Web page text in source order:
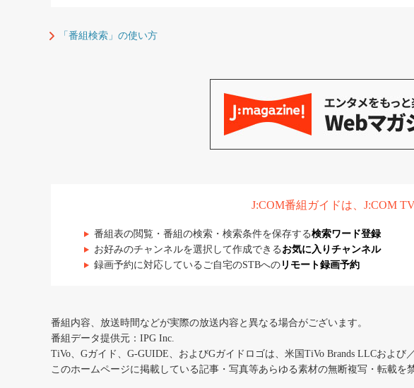
「番組検索」の使い方
J:COM番組ガイドは、J:COM
番組表の閲覧・番組の検索・検索条件を保存する検索ワード登録
お好みのチャンネルを選択して作成できる お気に入りチャンネル
録画予約に対応しているご自宅のSTBへの リモート録画予約
番組内容、放送時間などが実際の放送内容と異なる場合がございます。
番組データ提供元：IPG Inc.
TiVo、Gガイド、G-GUIDE、およびGガイドロゴは、米国TiVo Brands LLCおよ
このホームページに掲載している記事・写真等あらゆる素材の無断複写・転載を